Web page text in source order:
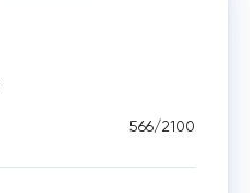
566/2100